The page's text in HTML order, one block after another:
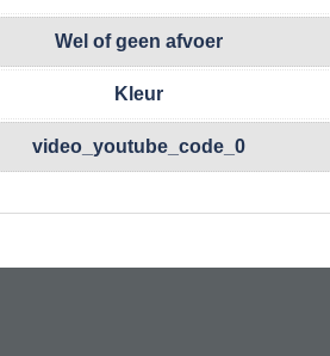
Wel of geen afvoer
Kleur
video_youtube_code_0